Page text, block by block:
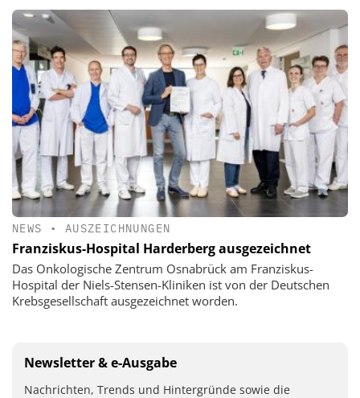
NEWS • AUSZEICHNUNGEN
Franziskus-Hospital Harderberg ausgezeichnet
Das Onkologische Zentrum Osnabrück am Franziskus-
Hospital der Niels-Stensen-Kliniken ist von der Deutschen
Krebsgesellschaft ausgezeichnet worden.
Newsletter & e-Ausgabe
Nachrichten, Trends und Hintergründe sowie die